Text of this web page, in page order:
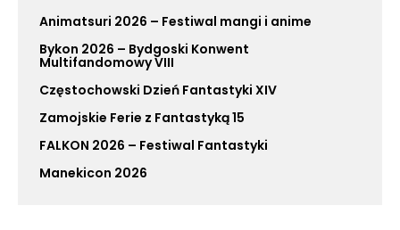
Animatsuri 2026 – Festiwal mangi i anime
Bykon 2026 – Bydgoski Konwent
Multifandomowy VIII
Częstochowski Dzień Fantastyki XIV
Zamojskie Ferie z Fantastyką 15
FALKON 2026 – Festiwal Fantastyki
Manekicon 2026